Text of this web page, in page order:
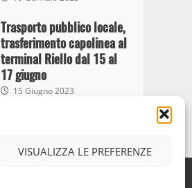
VISUALIZZA LE PREFERENZE
Trasporto pubblico locale,
trasferimento capolinea al
terminal Riello dal 15 al
17 giugno
15 Giugno 2023
Viterbo